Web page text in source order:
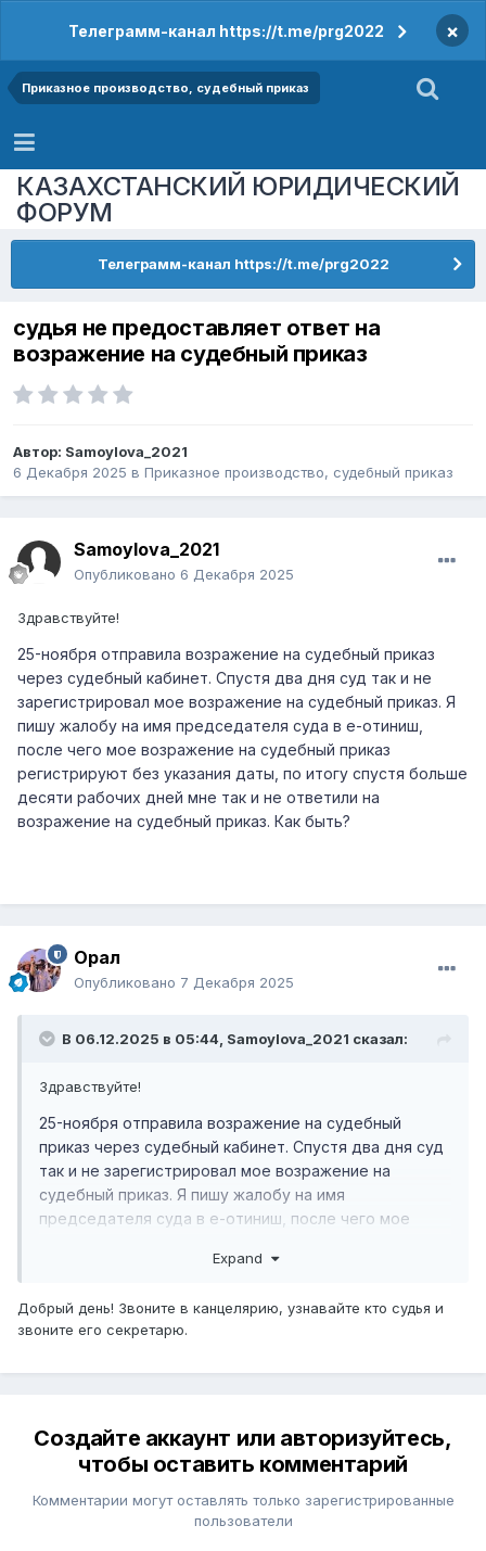
Телеграмм-канал https://t.me/prg2022 ×
Приказное производство, судебный приказ
КАЗАХСТАНСКИЙ ЮРИДИЧЕСКИЙ
ФОРУМ
Телеграмм-канал https://t.me/prg2022
судья не предоставляет ответ на
возражение на судебный приказ
Автор: Samoylova_2021
6 Декабря 2025 в Приказное производство, судебный приказ
Samoylova_2021
Опубликовано 6 Декабря 2025
Здравствуйте!
25-ноября отправила возражение на судебный приказ
через судебный кабинет. Спустя два дня суд так и не
зарегистрировал мое возражение на судебный приказ. Я
пишу жалобу на имя председателя суда в е-отиниш,
после чего мое возражение на судебный приказ
регистрируют без указания даты, по итогу спустя больше
десяти рабочих дней мне так и не ответили на
возражение на судебный приказ. Как быть?
Орал
Опубликовано 7 Декабря 2025
В 06.12.2025 в 05:44, Samoylova_2021 сказал:
Здравствуйте!
25-ноября отправила возражение на судебный
приказ через судебный кабинет. Спустя два дня суд
так и не зарегистрировал мое возражение на
судебный приказ. Я пишу жалобу на имя
председателя суда в е-отиниш, после чего мое
указания даты, по итогу спустя больше десяти
на судебный приказ. Как быть?
Expand
Добрый день! Звоните в канцелярию, узнавайте кто судья и
звоните его секретарю.
Создайте аккаунт или авторизуйтесь,
чтобы оставить комментарий
Комментарии могут оставлять только зарегистрированные
пользователи